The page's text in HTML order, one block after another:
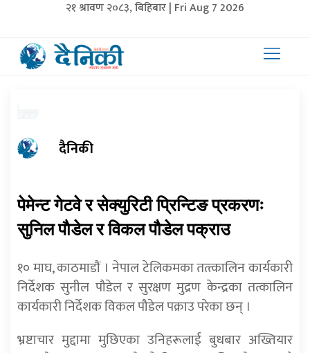
२१ श्रावण २०८३, बिहिबार | Fri Aug 7 2026
दैनिकी
पेमेन्ट गेटवे र सेक्युरिटी प्रिन्टिङ प्रकरणः
सुनिल पाैडेल र विकल पौडेल पक्राउ
१० माघ, काठमाडाैं । नेपाल टेलिकमका तत्त्कालिन कार्यकारी
निर्देशक सुनील पौडेल र सुरक्षण मुद्रण केन्द्रका तत्कालिन
कार्यकारी निर्देशक विकल पौडेल पक्राउ परेका छन् ।
भ्रष्टाचार मुद्दामा मुछिएका उनिहरूलाई बुधबार अख्तियार